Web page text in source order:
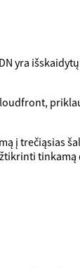
yra
į trečiąsias
tinkamą